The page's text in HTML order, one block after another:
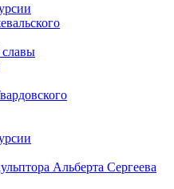
славы
Альберта Сергеева